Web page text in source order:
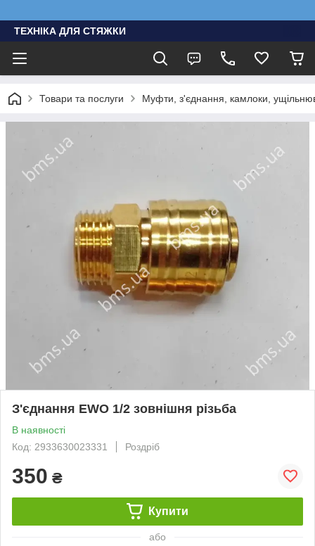
ТЕХНІКА ДЛЯ СТЯЖКИ
Товари та послуги Муфти, з'єднання, камлоки,
З'єднання EWO 1/2 зовнішня різьба
В наявності
Код: 2933630023331
Роздріб
350 ₴
Купити
або